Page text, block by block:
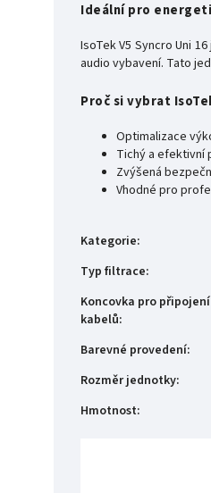
Ideální pro
IsoTek V5 Syncro Uni
audio vybavení. Tato
Proč si vybrat
Optimalizace
Tichý a efektivní
Zvýšená
Vhodné pro
Kategorie:
Typ filtrace:
Koncovka pro připojení
kabelů:
Barevné provedení:
Rozměr jednotky:
Hmotnost: